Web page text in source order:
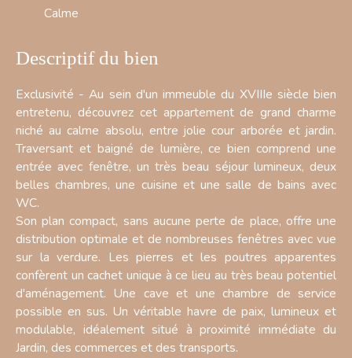
Calme
Descriptif du bien
Exclusivité - Au sein d'un immeuble du XVIIIe siècle bien
entretenu, découvrez cet appartement de grand charme
niché au calme absolu, entre jolie cour arborée et jardin.
Traversant et baigné de lumière, ce bien comprend une
entrée avec fenêtre, un très beau séjour lumineux, deux
belles chambres, une cuisine et une salle de bains avec
WC.
Son plan compact, sans aucune perte de place, offre une
distribution optimale et de nombreuses fenêtres avec vue
sur la verdure. Les pierres et les poutres apparentes
confèrent un cachet unique à ce lieu au très beau potentiel
d'aménagement. Une cave et une chambre de service
possible en sus. Un véritable havre de paix, lumineux et
modulable, idéalement situé à proximité immédiate du
Jardin, des commerces et des transports.